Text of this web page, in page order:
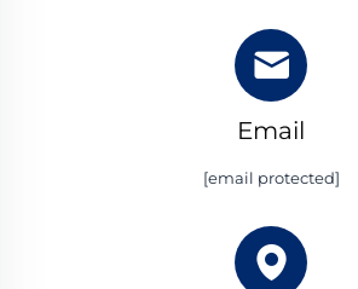
Email
[email protected]